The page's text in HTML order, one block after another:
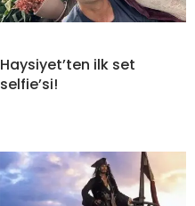
Haysiyet’ten ilk set
selfie’si!